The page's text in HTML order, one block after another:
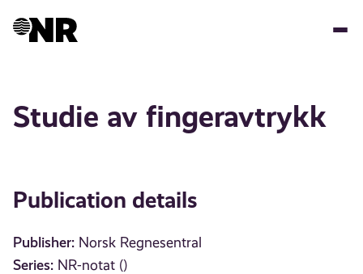
Studie av fingeravtrykk
Publication details
Publisher: Norsk Regnesentral
Series: NR-notat ()